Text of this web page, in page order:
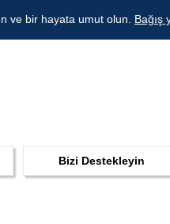
ve bir hayata umut olun. Bağış
Bizi Destekleyin